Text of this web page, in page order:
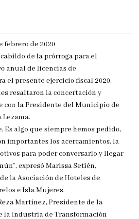
febrero de 2020
de la prórroga para el
anual de licencias de
el presente ejercicio fiscal 2020,
resaltaron la concertación y
con la Presidente del Municipio de
Lezama.
Es algo que siempre hemos pedido,
importantes los acercamientos, la
para poder conversarlo y llegar
expresó Marissa Setién,
la Asociación de Hoteles de
e Isla Mujeres.
Martínez, Presidente de la
la Industria de Transformación